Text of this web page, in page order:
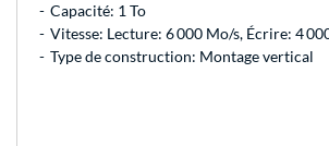
Capacité: 1 To
Vitesse: Lecture: 6 000 Mo/s, Écrire: 4
Type de construction: Montage vertical